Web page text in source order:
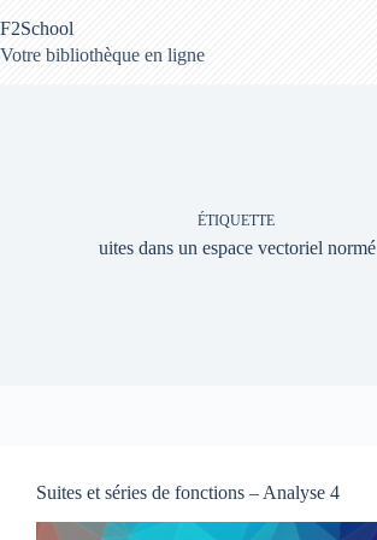
au
contenu
F2School
Votre bibliothèque en ligne
ÉTIQUETTE
uites dans un espace vectoriel normé
Suites et séries de fonctions – Analyse 4